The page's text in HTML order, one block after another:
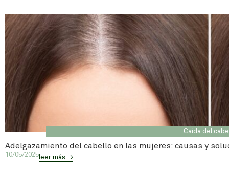
Caída del
Adelgazamiento del cabello en las mujeres: causas y
10/05/2025leer más ->